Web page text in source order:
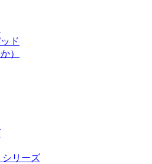
ド
）
シリーズ